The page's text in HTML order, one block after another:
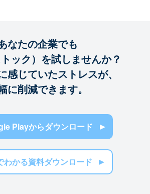
なたの企業でも
ック）を試しませんか？
感じていたストレスが、
に削減できます。
Playからダウンロード
わかる資料ダウンロード